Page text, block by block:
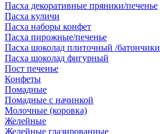
Пасха декоративные пряники/печенье
Пасха куличи
Пасха наборы конфет
Пасха пирожные/печенье
Пасха шоколад плиточный /батончики
Пасха шоколад фигурный
Пост печенье
Конфеты
Помадные
Помадные с начинкой
Молочные (коровка)
Желейные
Желейные глазированные